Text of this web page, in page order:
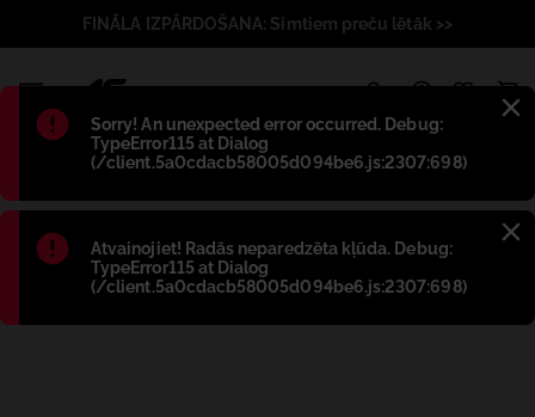
Błąd:
Sorry! An unexpected error occurred. Debug:
TypeError115 at Dialog
(/client.5a0cdacb58005d094be6.js:2307:698)
Błąd:
Atvainojiet! Radās neparedzēta kļūda. Debug:
TypeError115 at Dialog
(/client.5a0cdacb58005d094be6.js:2307:698)
FINĀLA IZPĀRDOŠANA: Simtiem preču lētāk >>